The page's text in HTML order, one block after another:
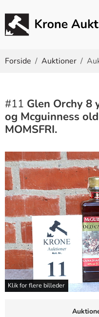
Forside Auktioner
#11 Glen Orchy 8
og Mcguinness
MOMSFRI.
Klik for flere billeder